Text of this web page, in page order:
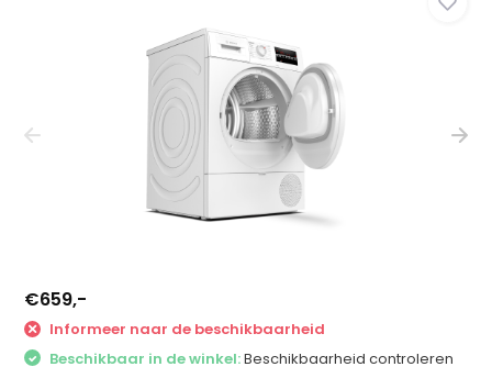
€659,-
Informeer naar de beschikbaarheid
Beschikbaar in de winkel:Beschikbaarheid controleren